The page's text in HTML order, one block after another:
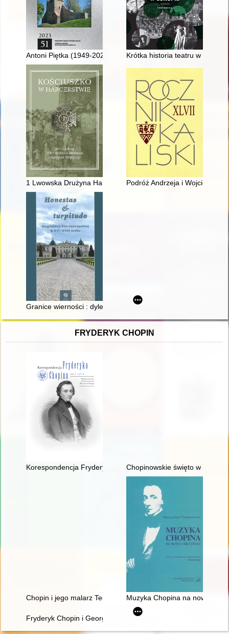
Antoni Piętka (1949-2022) Krótka historia teatru w
1 Lwowska Drużyna Harcerska im. Tadeusza Kościuszki
Podróż Andrzeja i Wojciecha
Granice wierności : dylematy rojalisty Józefa Gabriela
FRYDERYK CHOPIN
Korespondencja Fryderyka Chopina. T. 3 cz. 4
Chopinowskie święto w
Chopin i jego malarz Teofil Kwiatkowski (1809-1891).
Muzyka Chopina na nowo
Fryderyk Chopin i George Sand w oczach polskich biografów i